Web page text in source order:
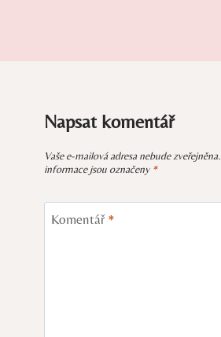
Napsat komentář
Vaše e-mailová adresa nebude zveřejněna.
informace jsou označeny *
Komentář *